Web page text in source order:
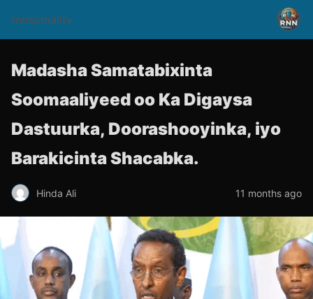
rnnsomalitv
Madasha Samatabixinta
Soomaaliyeed oo Ka Digaysa
Dastuurka, Doorashooyinka, iyo
Barakicinta Shacabka.
Hinda Ali 11 months ago